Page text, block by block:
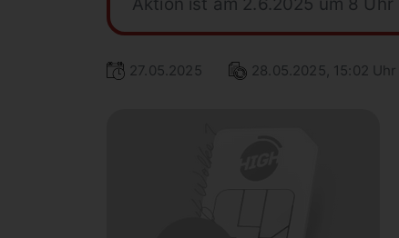
27.05.2025 28.05.2025, 15:02